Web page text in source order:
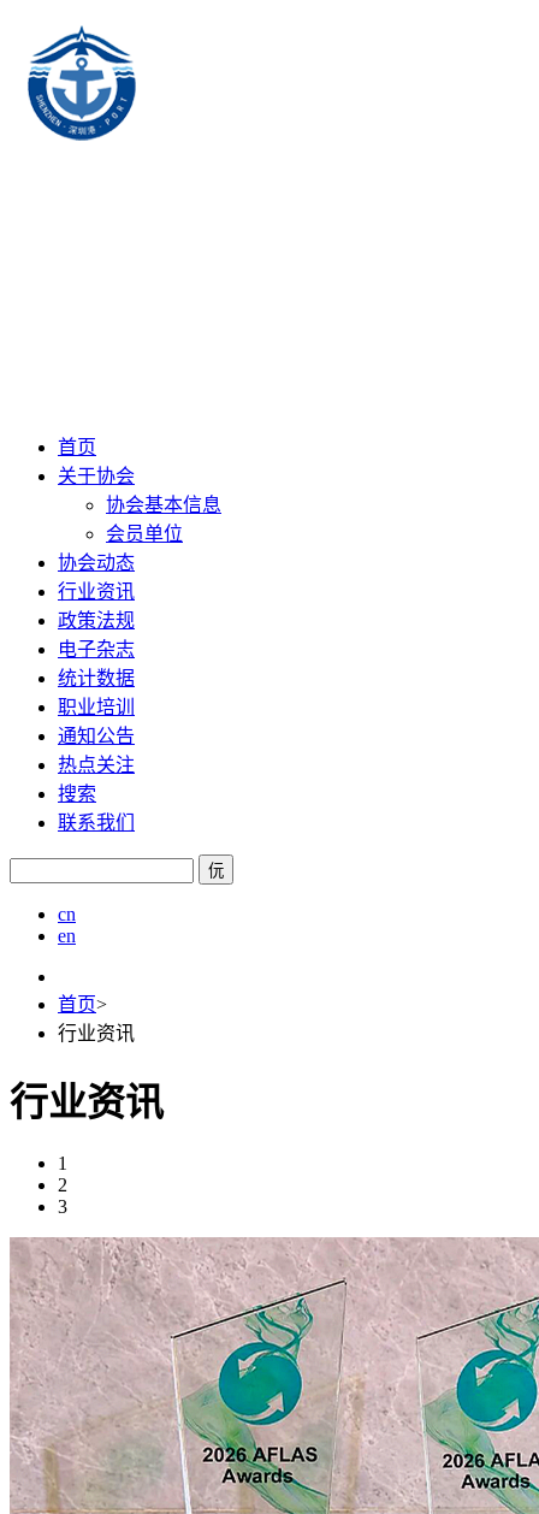
首页
关于协会
协会基本信息
会员单位
协会动态
行业资讯
政策法规
电子杂志
统计数据
职业培训
通知公告
热点关注
搜索
联系我们
㐾
cn
en
首页>
行业资讯
行业资讯
1
2
3